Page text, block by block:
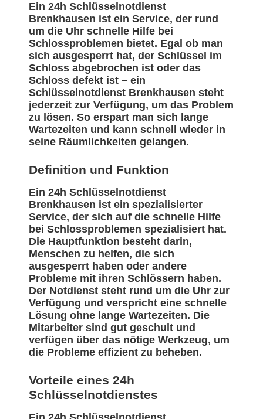
Ein 24h Schlüsselnotdienst
Brenkhausen ist ein Service, der rund
um die Uhr schnelle Hilfe bei
Schlossproblemen bietet. Egal ob man
sich ausgesperrt hat, der Schlüssel im
Schloss abgebrochen ist oder das
Schloss defekt ist – ein
Schlüsselnotdienst Brenkhausen steht
jederzeit zur Verfügung, um das Problem
zu lösen. So erspart man sich lange
Wartezeiten und kann schnell wieder in
seine Räumlichkeiten gelangen.
Definition und Funktion
Ein 24h Schlüsselnotdienst
Brenkhausen ist ein spezialisierter
Service, der sich auf die schnelle Hilfe
bei Schlossproblemen spezialisiert hat.
Die Hauptfunktion besteht darin,
Menschen zu helfen, die sich
ausgesperrt haben oder andere
Probleme mit ihren Schlössern haben.
Der Notdienst steht rund um die Uhr zur
Verfügung und verspricht eine schnelle
Lösung ohne lange Wartezeiten. Die
Mitarbeiter sind gut geschult und
verfügen über das nötige Werkzeug, um
die Probleme effizient zu beheben.
Vorteile eines 24h
Schlüsselnotdienstes